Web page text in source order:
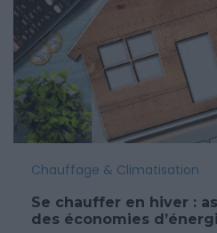
Chauffage & Climatisation
Se chauffer en hiver :
des économies